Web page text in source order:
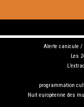
Alerte canicule /
Les
programmation
Nuit européenne des